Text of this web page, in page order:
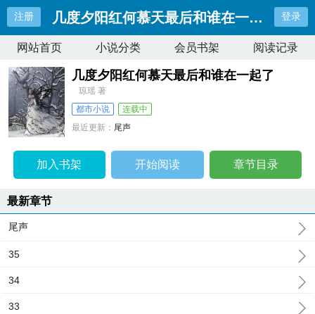
注册 几度夕阳红何慕天最后和谁在一起了 登录
网站首页 小说分类 会员书架 阅读记录
几度夕阳红何慕天最后和谁在一起了
琼瑶 著
都市小说
连载中
最近更新： 尾声
加入书架 开始阅读 章节目录
最新章节
尾声
35
34
33